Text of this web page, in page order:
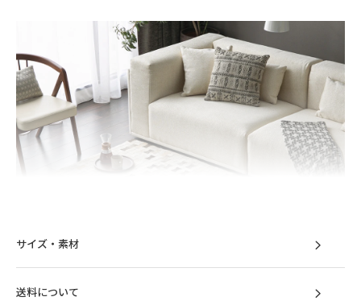
サイズ・素材
送料について